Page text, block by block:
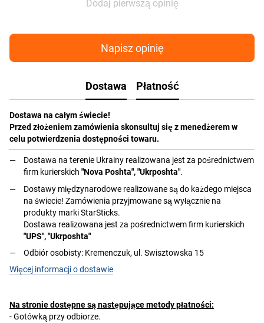
Dodaj pierwszą opinię
Napisz opinię
Dostawa Płatność
Dostawa na całym świecie!
Przed złożeniem zamówienia skonsultuj się z menedżerem w
celu potwierdzenia dostępności towaru.
Dostawa na terenie Ukrainy realizowana jest za pośrednictwem
firm kurierskich "Nova Poshta", "Ukrposhta".
Dostawy międzynarodowe realizowane są do każdego miejsca
na świecie! Zamówienia przyjmowane są wyłącznie na
produkty marki StarSticks.
Dostawa realizowana jest za pośrednictwem firm kurierskich
"UPS", "Ukrposhta"
Odbiór osobisty: Kremenczuk, ul. Swisztowska 15
Więcej informacji o dostawie
Na stronie dostępne są następujące metody płatności:
- Gotówką przy odbiorze.